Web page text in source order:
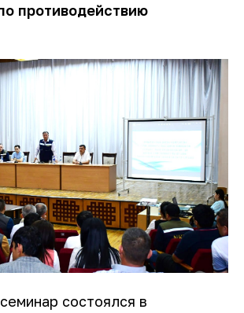
противодействию
состоялся в